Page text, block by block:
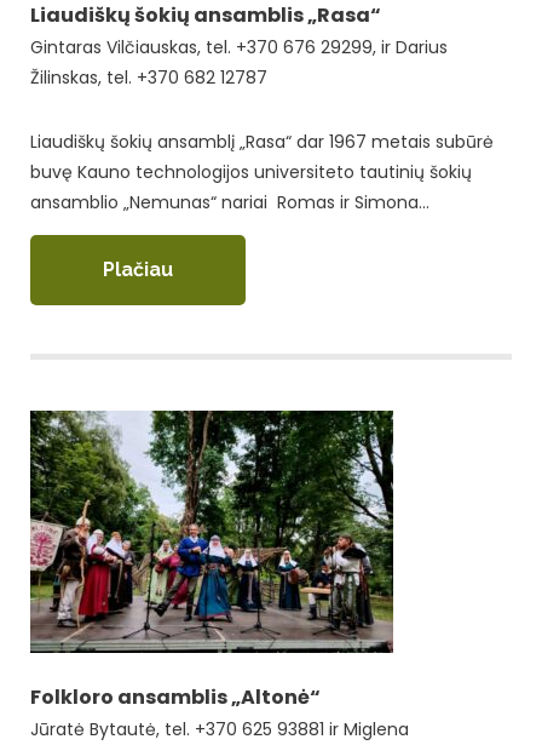
Liaudiškų šokių ansamblis „Rasa“
Gintaras Vilčiauskas, tel. +370 676 29299, ir Darius
Žilinskas, tel. +370 682 12787
Liaudiškų šokių ansamblį „Rasa“ dar 1967 metais subūrė
buvę Kauno technologijos universiteto tautinių šokių
ansamblio „Nemunas“ nariai Romas ir Simona…
Plačiau
Folkloro ansamblis „Altonė“
Jūratė Bytautė, tel. +370 625 93881 ir Miglena